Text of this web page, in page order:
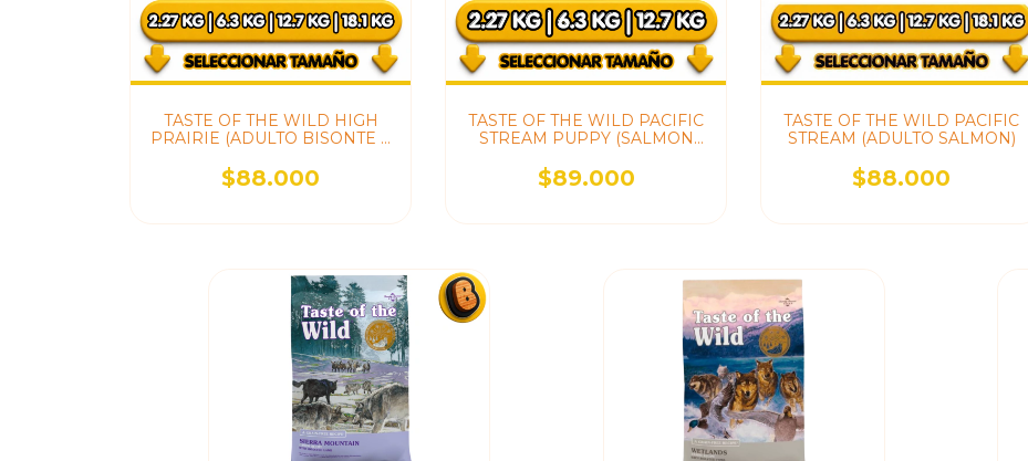
TASTE OF THE WILD HIGH
PRAIRIE (ADULTO BISONTE Y
$88.000
TASTE OF THE WILD PACIFIC
STREAM PUPPY (SALMON
$89.000
TASTE OF THE WILD PACIFIC
STREAM (ADULTO SALMON)
$88.000